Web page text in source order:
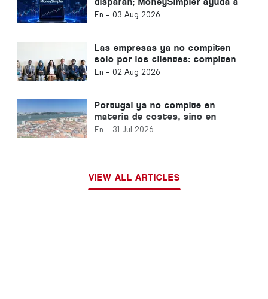
los inversores a generar
En - 03 Aug 2026
Las empresas ya no compiten
solo por los clientes: compiten
por el talento.
En - 02 Aug 2026
Portugal ya no compite en
materia de costes, sino en
materia de ecosistemas
En - 31 Jul 2026
VIEW ALL ARTICLES